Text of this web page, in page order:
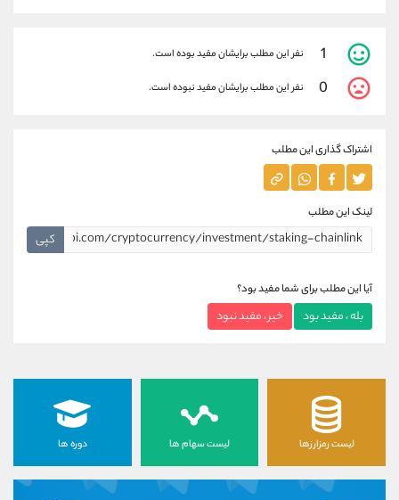
1 نفر این مطلب برایشان مفید بوده است.
0 نفر این مطلب برایشان مفید نبوده است.
اشتراک گذاری این مطلب
لینک این مطلب
کپی
آیا این مطلب برای شما مفید بود؟
بله ، مفید بود خیر ، مفید نبود
لیست رمزارزها لیست سهام ها دوره ها